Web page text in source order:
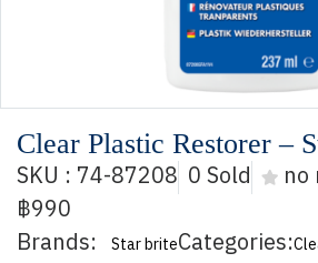
Clear Plastic Restorer –
SKU : 74-87208 0 Sold
no
฿990
Brands:
Star briteCategories: